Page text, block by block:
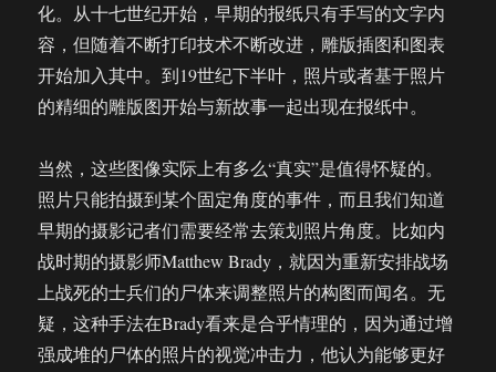
化。从十七世纪开始，早期的报纸只有手写的文字内
容，但随着不断打印技术不断改进，雕版插图和图表
开始加入其中。到19世纪下半叶，照片或者基于照片
的精细的雕版图开始与新故事一起出现在报纸中。
当然，这些图像实际上有多么“真实”是值得怀疑的。
照片只能拍摄到某个固定角度的事件，而且我们知道
早期的摄影记者们需要经常去策划照片角度。比如内
战时期的摄影师Matthew Brady，就因为重新安排战场
上战死的士兵们的尸体来调整照片的构图而闻名。无
疑，这种手法在Brady看来是合乎情理的，因为通过增
强成堆的尸体的照片的视觉冲击力，他认为能够更好